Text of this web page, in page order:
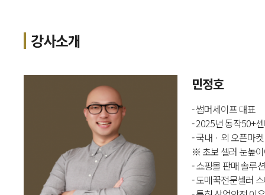
강사소개
민정호
- 썸머세이프 대표
- 2025년 동작50+
- 국내ㆍ외 오픈마
※ 초보 셀러 눈높
- 쇼핑몰 판매 솔루
- 도매꾹전문셀러